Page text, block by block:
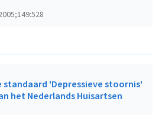
'Depressieve stoornis'
het Nederlands Huisartsen